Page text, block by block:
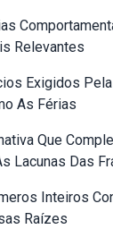
Relevantes
Exigidos
As Férias
Que
Lacunas Das
Inteiros
Raízes